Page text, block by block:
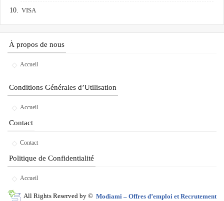
VISA
À propos de nous
Accueil
Conditions Générales d’Utilisation
Accueil
Contact
Contact
Politique de Confidentialité
Accueil
All Rights Reserved by © Modiami – Offres d’emploi et Recrutement